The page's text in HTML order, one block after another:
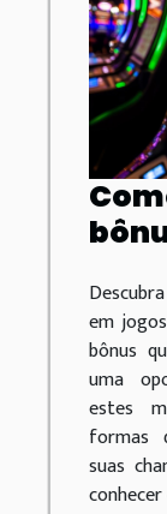
de
em
bônus
uma
estes
formas
suas